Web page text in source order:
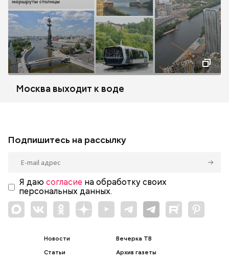
Москва выходит к воде
Подпишитесь на рассылку
Я даю согласие на обработку своих
персональных данных.
Новости
Статьи
Вечерка ТВ
Архив газеты